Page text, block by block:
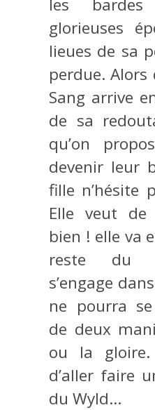
les
glorieuses
lieues de sa
perdue. Alors
Sang arrive
de sa
qu’on
devenir leur
fille n’hésite
Elle veut de
bien ! elle va
reste du
s’engage
ne pourra
de deux
ou la
d’aller faire
du Wyld…